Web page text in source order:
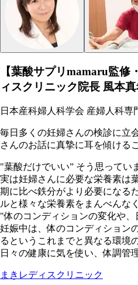
【葉酸サプリmamaru監修
ィスクリニック院長 風本
日本産科婦人科学会 産婦人科
毎日多くの妊婦さんの検診に立
さんのお話に真摯に耳を傾ける
"葉酸だけでいい” そう思ってい
実は妊婦さんに必要な栄養素は
期に比べ鉄分がより必要になる
ルと様々な栄養素をまんべんな
"体のコンディションの変化や、
妊娠中は、体のコンディション
るというこれまでと異なる環境
日々の健康に気を使い、体調管
まきレディスクリニック